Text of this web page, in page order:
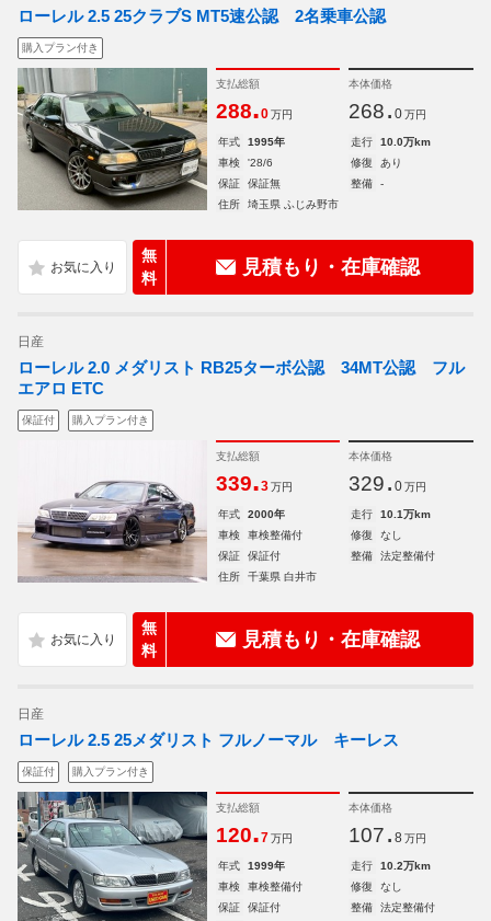
ローレル 2.5 25クラブS MT5速公認 2名乗車公認
購入プラン付き
支払総額
288.0 万円
本体価格
268. 0 万円
年式 1995年 走行
10.0万km
車検
'28/6 修復
あり
保証
保証無 整備
-
住所
埼玉県 ふじみ野市
無
料
見積もり・在庫確認
日産
ローレル 2.0 メダリスト RB25ターボ公認 34MT公認 フル
エアロ ETC
保証付 購入プラン付き
支払総額
339.3 万円
本体価格
329. 0 万円
年式 2000年 走行
10.1万km
車検
車検整備付 修復
なし
保証
保証付 整備
法定整備付
住所
千葉県 白井市
無
料
見積もり・在庫確認
日産
ローレル 2.5 25メダリスト フルノーマル キーレス
保証付 購入プラン付き
支払総額
120.7 万円
本体価格
107. 8 万円
年式 1999年 走行
10.2万km
車検
車検整備付 修復
なし
保証
保証付 整備
法定整備付